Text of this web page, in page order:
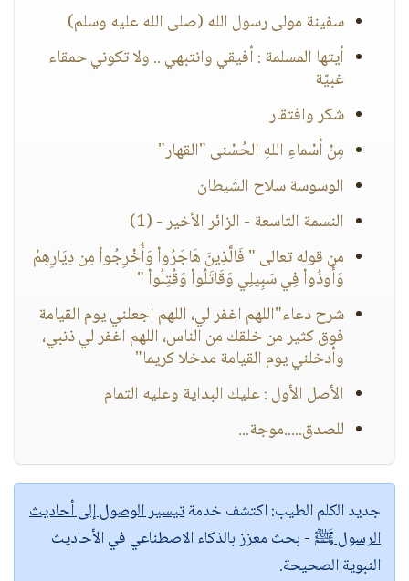
سفينة مولى رسول الله (صلى الله عليه وسلم)
أيتها المسلمة : أفيقي وانتبهي .. ولا تكوني حمقاء
غبيّة
شكر وافتقار
مِنْ أسْماءِ اللهِ الحُسْنى "القهار"
الوسوسة سلاح الشيطان
النسمة التاسعة - الزائر الأخير - (1)
من قوله تعالى " فَالَّذِينَ هَاجَرُواْ وَأُخْرِجُواْ مِن دِيَارِهِمْ
وَأُوذُواْ فِي سَبِيلِي وَقَاتَلُواْ وَقُتِلُواْ "‏
شرح دعاء"اللهم اغفر لي، اللهم اجعلني يوم القيامة
فوق كثير من خلقك من الناس، اللهم اغفر لي ذنبي،
وأدخلني يوم القيامة مدخلا كريما"
الأصل الأول : عليك البداية وعليه التمام
للصدق.....موجة...
جديد الكلم الطيب:اكتشف خدمةتيسير الوصول إلى أحاديث
الرسول ﷺ - بحث معزز بالذكاء الاصطناعي في الأحاديث
النبوية الصحيحة.